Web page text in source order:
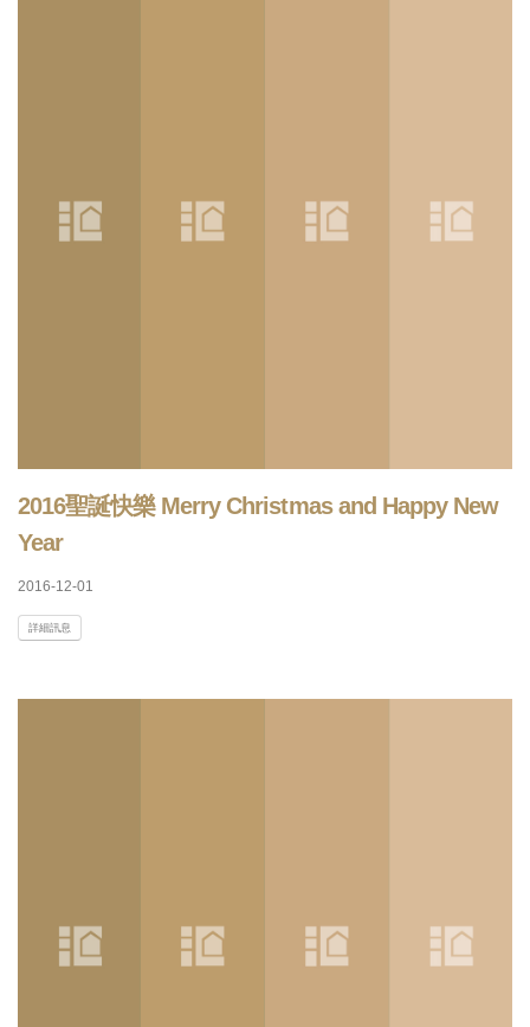
2016聖誕快樂 Merry Christmas and Happy New
Year
2016-12-01
詳細訊息